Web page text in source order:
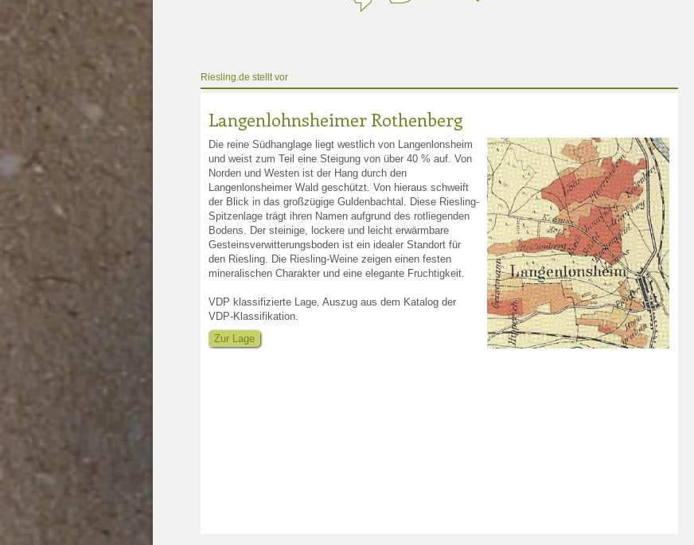
Riesling.de stellt vor
Langenlohnsheimer Rothenberg
Die reine Südhanglage liegt westlich von Langenlonsheim
und weist zum Teil eine Steigung von über 40 % auf. Von
Norden und Westen ist der Hang durch den
Langenlonsheimer Wald geschützt. Von hieraus schweift
der Blick in das großzügige Guldenbachtal. Diese Riesling-
Spitzenlage trägt ihren Namen aufgrund des rotliegenden
Bodens. Der steinige, lockere und leicht erwärmbare
Gesteinsverwitterungsboden ist ein idealer Standort für
den Riesling. Die Riesling-Weine zeigen einen festen
mineralischen Charakter und eine elegante Fruchtigkeit.
VDP klassifizierte Lage, Auszug aus dem Katalog der
VDP-Klassifikation.
Zur Lage